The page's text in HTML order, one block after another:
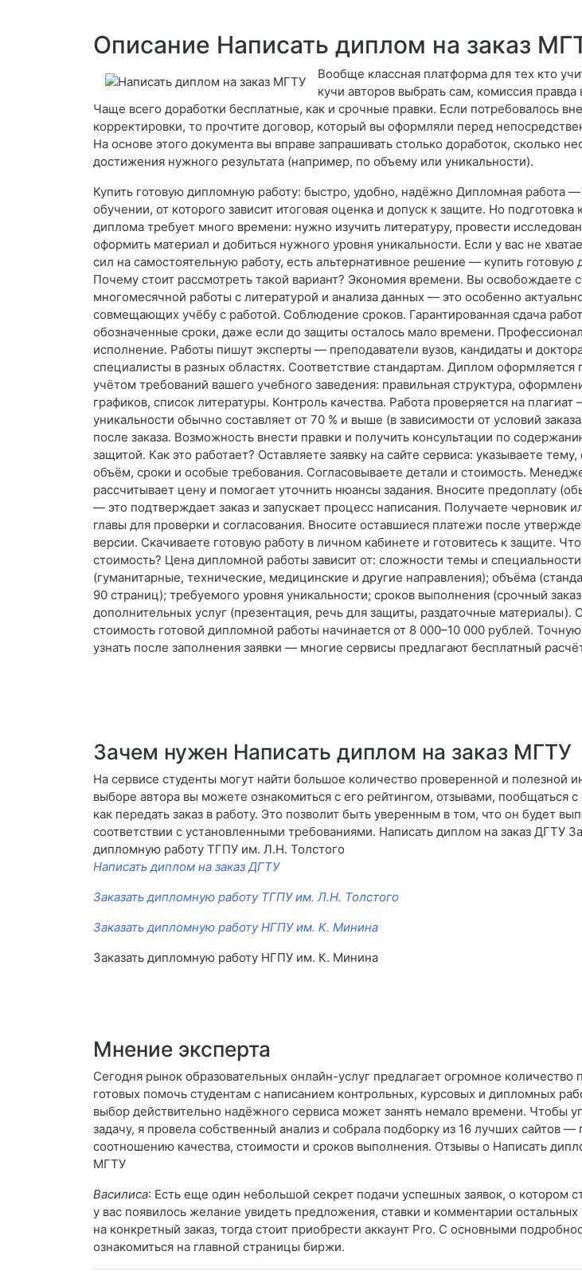
Описание Написать диплом на заказ
Вообще классная платформа для тех кто
кучи авторов выбрать сам, комиссия правда
Чаще всего доработки бесплатные, как и срочные правки. Если потребовалось
корректировки, то прочтите договор, который вы оформляли перед
На основе этого документа вы вправе запрашивать столько доработок, сколько
достижения нужного результата (например, по объему или уникальности).
Купить готовую дипломную работу: быстро, удобно, надёжно Дипломная работа
обучении, от которого зависит итоговая оценка и допуск к защите. Но подготовка
диплома требует много времени: нужно изучить литературу, провести
оформить материал и добиться нужного уровня уникальности. Если у вас не
сил на самостоятельную работу, есть альтернативное решение — купить готовую
Почему стоит рассмотреть такой вариант? Экономия времени. Вы освобождаете
многомесячной работы с литературой и анализа данных — это особенно
совмещающих учёбу с работой. Соблюдение сроков. Гарантированная сдача
обозначенные сроки, даже если до защиты осталось мало времени.
исполнение. Работы пишут эксперты — преподаватели вузов, кандидаты и
специалисты в разных областях. Соответствие стандартам. Диплом
учётом требований вашего учебного заведения: правильная структура,
графиков, список литературы. Контроль качества. Работа проверяется на
уникальности обычно составляет от 70 % и выше (в зависимости от условий
после заказа. Возможность внести правки и получить консультации по
защитой. Как это работает? Оставляете заявку на сайте сервиса: указываете
объём, сроки и особые требования. Согласовываете детали и стоимость.
рассчитывает цену и помогает уточнить нюансы задания. Вносите предоплату
— это подтверждает заказ и запускает процесс написания. Получаете черновик
главы для проверки и согласования. Вносите оставшиеся платежи после
версии. Скачиваете готовую работу в личном кабинете и готовитесь к защите.
стоимость? Цена дипломной работы зависит от: сложности темы и специальности
(гуманитарные, технические, медицинские и другие направления); объёма
90 страниц); требуемого уровня уникальности; сроков выполнения (срочный
дополнительных услуг (презентация, речь для защиты, раздаточные материалы).
стоимость готовой дипломной работы начинается от 8 000–10 000 рублей.
узнать после заполнения заявки — многие сервисы предлагают бесплатный
Зачем нужен Написать диплом на заказ МГТУ
На сервисе студенты могут найти большое количество проверенной и полезной
выборе автора вы можете ознакомиться с его рейтингом, отзывами, пообщаться
как передать заказ в работу. Это позволит быть уверенным в том, что он будет
соответствии с установленными требованиями. Написать диплом на заказ ДГТУ
дипломную работу ТГПУ им. Л.Н. Толстого
Написать диплом на заказ ДГТУ
Заказать дипломную работу ТГПУ им. Л.Н. Толстого
Заказать дипломную работу НГПУ им. К. Минина
Заказать дипломную работу НГПУ им. К. Минина
Мнение эксперта
Сегодня рынок образовательных онлайн-услуг предлагает огромное количество
готовых помочь студентам с написанием контрольных, курсовых и дипломных
выбор действительно надёжного сервиса может занять немало времени. Чтобы
задачу, я провела собственный анализ и собрала подборку из 16 лучших сайтов —
соотношению качества, стоимости и сроков выполнения. Отзывы о Написать
МГТУ
Василиса: Есть еще один небольшой секрет подачи успешных заявок, о котором
у вас появилось желание увидеть предложения, ставки и комментарии остальных
на конкретный заказ, тогда стоит приобрести аккаунт Pro. С основными
ознакомиться на главной страницы биржи.